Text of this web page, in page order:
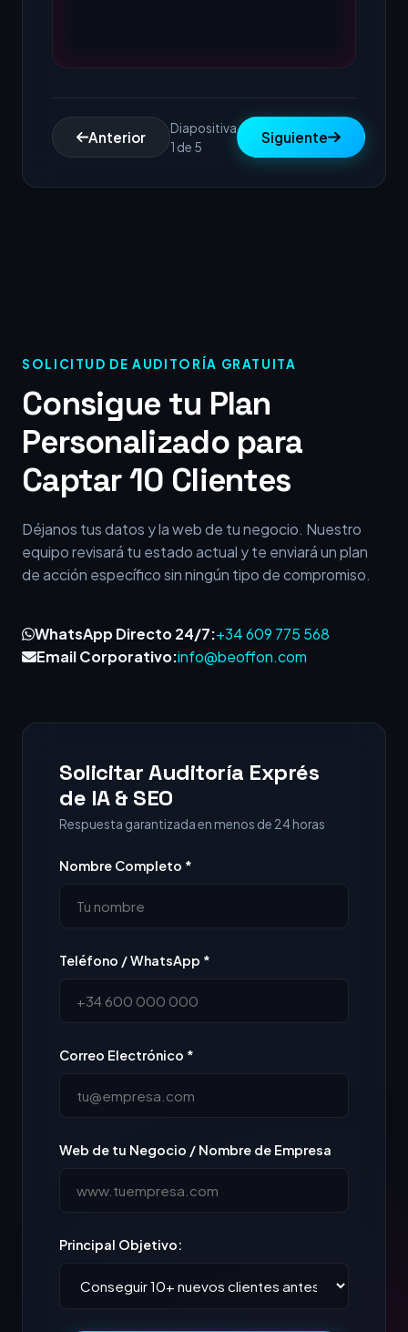
Anterior
Diapositiva
1 de 5
Siguiente
SOLICITUD DE AUDITORÍA GRATUITA
Consigue tu Plan
Personalizado para
Captar 10 Clientes
Déjanos tus datos y la web de tu negocio. Nuestro
equipo revisará tu estado actual y te enviará un plan
de acción específico sin ningún tipo de compromiso.
WhatsApp Directo 24/7:+34 609 775 568
Email Corporativo:info@beoffon.com
Solicitar Auditoría Exprés
de IA & SEO
Respuesta garantizada en menos de 24 horas
Nombre Completo *
Teléfono / WhatsApp *
Correo Electrónico *
Web de tu Negocio / Nombre de Empresa
Principal Objetivo: